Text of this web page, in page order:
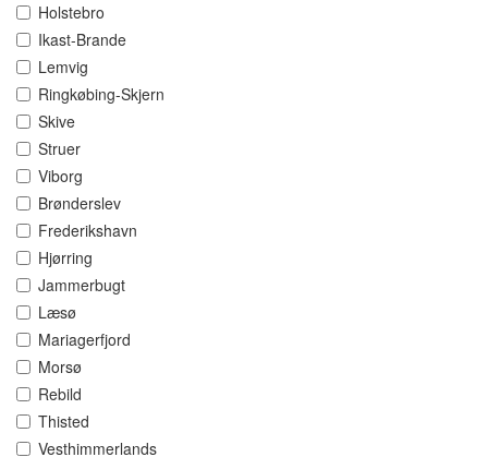
Holstebro
Ikast-Brande
Lemvig
Ringkøbing-Skjern
Skive
Struer
Viborg
Brønderslev
Frederikshavn
Hjørring
Jammerbugt
Læsø
Mariagerfjord
Morsø
Rebild
Thisted
Vesthimmerlands